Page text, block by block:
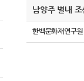
남양주 별내
한백문화재연구원